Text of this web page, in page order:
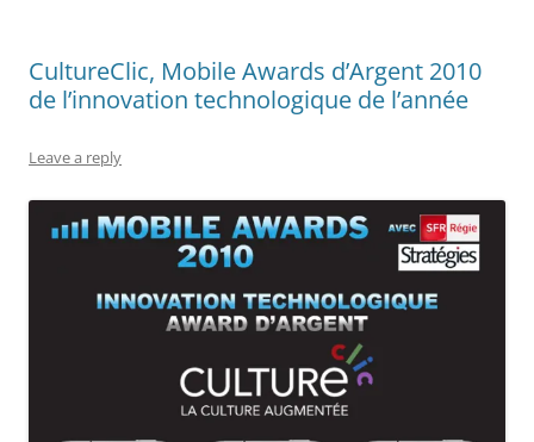
CultureClic, Mobile Awards d’Argent 2010
de l’innovation technologique de l’année
Leave a reply